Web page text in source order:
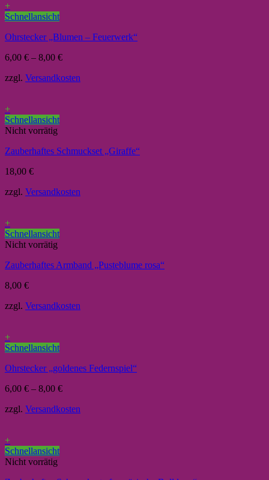
+
Schnellansicht
Ohrstecker „Blumen – Feuerwerk“
6,00 € – 8,00 €
zzgl. Versandkosten
+
Schnellansicht
Nicht vorrätig
Zauberhaftes Schmuckset „Giraffe“
18,00 €
zzgl. Versandkosten
+
Schnellansicht
Nicht vorrätig
Zauberhaftes Armband „Pusteblume rosa“
8,00 €
zzgl. Versandkosten
+
Schnellansicht
Ohrstecker „goldenes Federnspiel“
6,00 € – 8,00 €
zzgl. Versandkosten
+
Schnellansicht
Nicht vorrätig